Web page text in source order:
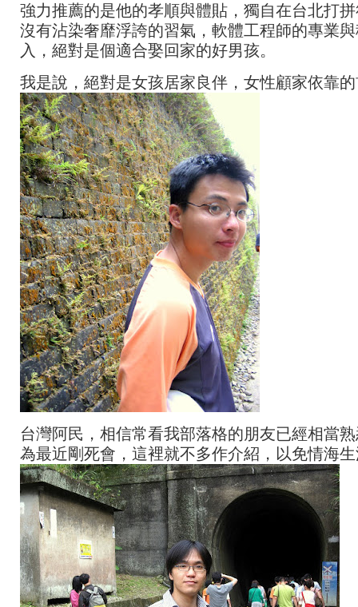
強力推薦的是他的孝順與體貼，獨自在台北打
沒有沾染奢靡浮誇的習氣，軟體工程師的專業
入，絕對是個適合娶回家的好男孩。
我是說，絕對是女孩居家良伴，女性顧家依靠
台灣阿民，相信常看我部落格的朋友已經相當
為最近剛死會，這裡就不多作介紹，以免情海